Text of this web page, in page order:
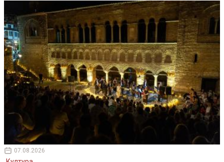
07.08.2026